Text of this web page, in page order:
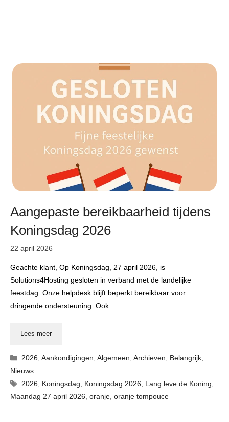
Aangepaste bereikbaarheid tijdens
Koningsdag 2026
22 april 2026
Geachte klant, Op Koningsdag, 27 april 2026, is
Solutions4Hosting gesloten in verband met de landelijke
feestdag. Onze helpdesk blijft beperkt bereikbaar voor
dringende ondersteuning. Ook …
Lees meer
Categorieën
2026 ,Aankondigingen ,Algemeen ,Archieven Belangrijk
Nieuws
Tags
2026 Koningsdag Koningsdag 2026 Lang leve de Koning
Maandag 27 april 2026 oranje oranje tompouce